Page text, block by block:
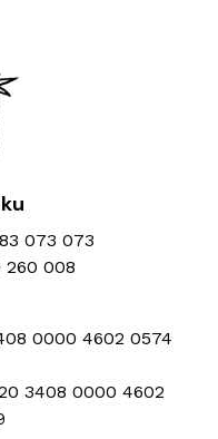
073 073
260 008
0000 4602 0574
3408 0000 4602